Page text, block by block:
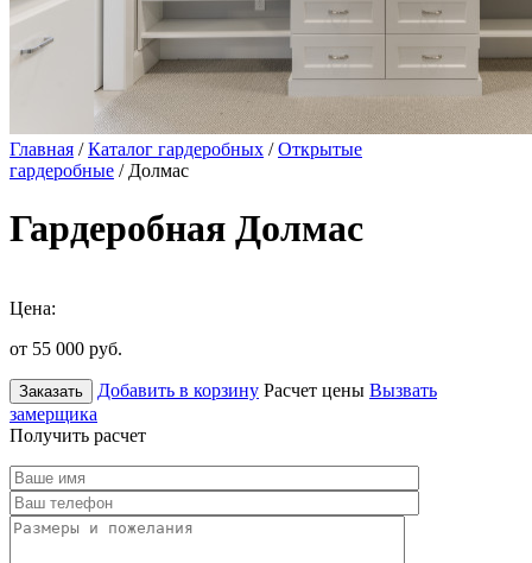
Главная /Каталог гардеробных /Открытые
гардеробные / Долмас
Гардеробная Долмас
Цена:
от 55 000 руб.
Заказать Добавить в корзину Расчет цены Вызвать
замерщика
Получить расчет